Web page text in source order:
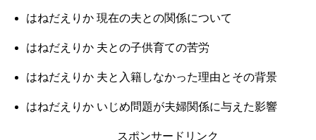
はねだえりか 現在の夫との関係について
はねだえりか 夫との子供育ての苦労
はねだえりか 夫と入籍しなかった理由とその背景
はねだえりか いじめ問題が夫婦関係に与えた影響
スポンサードリンク